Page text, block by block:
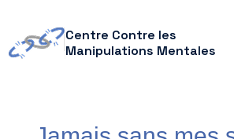
Centre Contre les
Manipulations Mentales